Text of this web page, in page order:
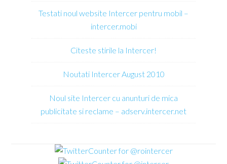
Testati noul website Intercer pentru mobil –
intercer.mobi
Citeste stirile la Intercer!
Noutati Intercer August 2010
Noul site Intercer cu anunturi de mica
publicitate si reclame – adserv.intercer.net